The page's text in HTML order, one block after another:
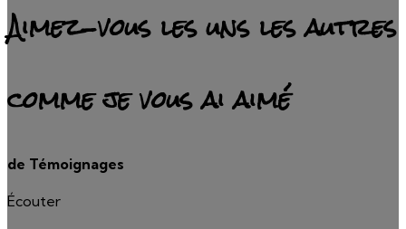
Aimez-vous les uns les autres
comme je vous ai aimé
de Témoignages
Écouter